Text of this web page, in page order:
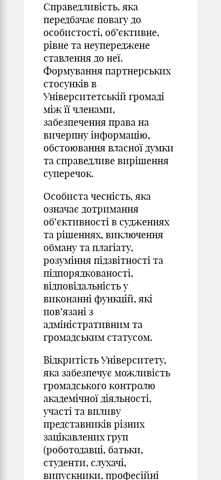
Справедливість, яка
передбачає повагу до
особистості, об’єктивне,
рівне та неупереджене
ставлення до неї.
Формування партнерських
стосунків в
Університетській громаді
між її членами,
забезпечення права на
вичерпну інформацію,
обстоювання власної думки
та справедливе вирішення
суперечок.
Особиста чесність, яка
означає дотримання
об’єктивності в судженнях
та рішеннях, виключення
обману та плагіату,
розуміння підзвітності та
підпорядкованості,
відповідальність у
виконанні функцій, які
пов’язані з
адміністративним та
громадським статусом.
Відкритість Університету,
яка забезпечує можливість
громадського контролю
академічної діяльності,
участі та впливу
представників різних
зацікавлених груп
(роботодавці, батьки,
студенти, слухачі,
випускники, професійні